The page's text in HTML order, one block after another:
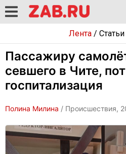
Лента/ Статьи
Пассажиру
севшего в Чите,
госпитализация
Полина Милина / Происшествия,